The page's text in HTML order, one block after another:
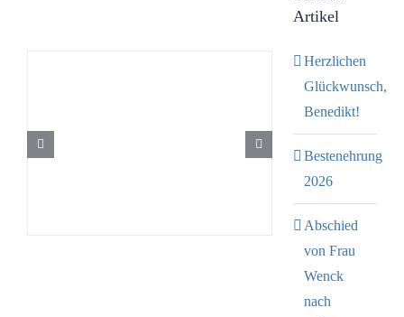
Artikel
Herzlichen
Glückwunsch,
Benedikt!
Bestenehrung
2026
Abschied
von Frau
Wenck
nach